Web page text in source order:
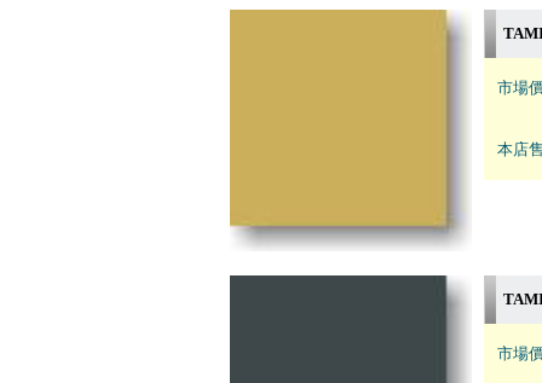
市場
本店
市場